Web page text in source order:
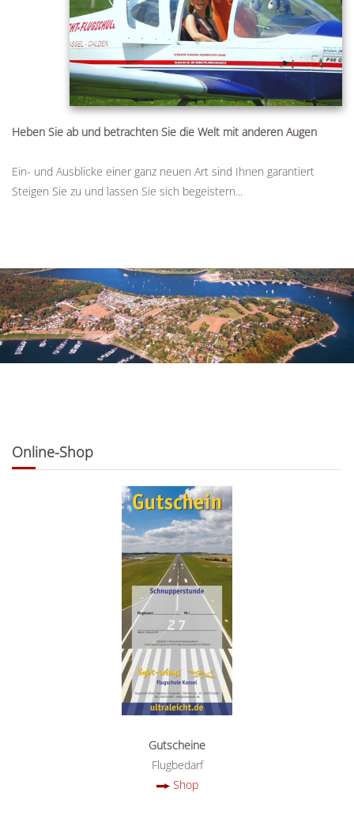
Heben Sie ab und betrachten Sie die Welt mit anderen Augen
Ein- und Ausblicke einer ganz neuen Art sind Ihnen garantiert
Steigen Sie zu und lassen Sie sich begeistern...
Online-Shop
Online-
Gutscheine
Flugbedarf
Shop